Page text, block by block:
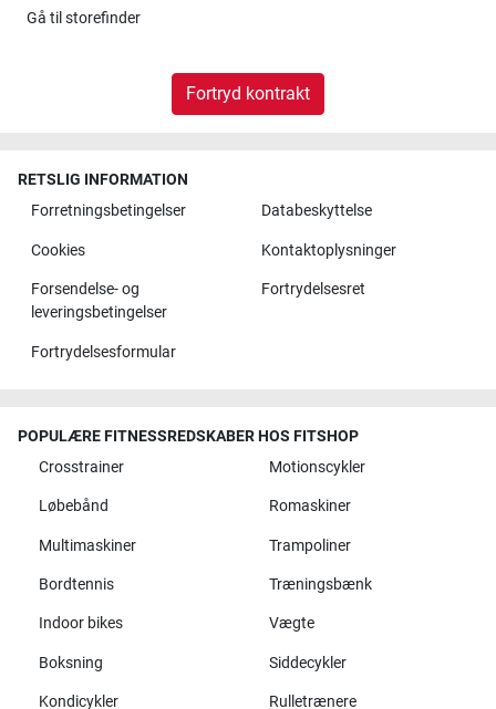
Gå til storefinder
Fortryd kontrakt
RETSLIG INFORMATION
Forretningsbetingelser
Databeskyttelse
Cookies Kontaktoplysninger
Forsendelse- og
leveringsbetingelser
Fortrydelsesret
Fortrydelsesformular
POPULÆRE FITNESSREDSKABER HOS FITSHOP
Crosstrainer
Motionscykler
Løbebånd Romaskiner
Multimaskiner Trampoliner
Bordtennis Træningsbænk
Indoor bikes Vægte
Boksning Siddecykler
Kondicykler Rulletrænere